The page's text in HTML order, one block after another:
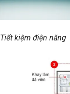
Tiết kiệm điện năng